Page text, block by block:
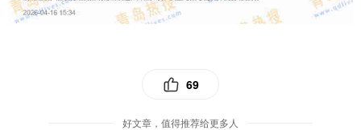
69
好文章，值得推荐给更多人